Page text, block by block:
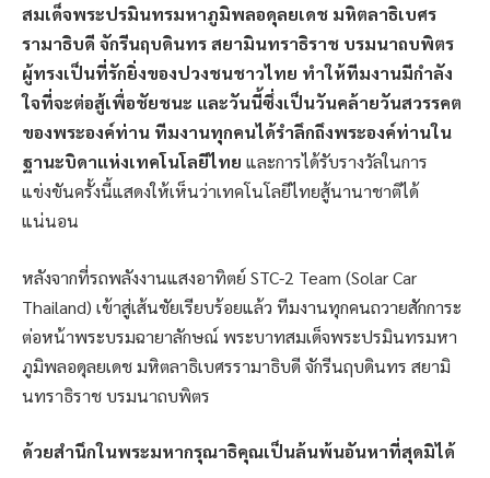
สมเด็จพระปรมินทรมหาภูมิพลอดุลยเดช มหิตลาธิเบศร
รามาธิบดี จักรีนฤบดินทร สยามินทราธิราช บรมนาถบพิตร
ผู้ทรงเป็นที่รักยิ่งของปวงชนชาวไทย ทำให้ทีมงานมีกำลัง
ใจที่จะต่อสู้เพื่อชัยชนะ และวันนี้ซึ่งเป็นวันคล้ายวันสวรรคต
ของพระองค์ท่าน ทีมงานทุกคนได้รำลึกถึงพระองค์ท่านใน
ฐานะบิดาแห่งเทคโนโลยีไทย และการได้รับรางวัลในการ
แข่งขันครั้งนี้แสดงให้เห็นว่าเทคโนโลยีไทยสู้นานาชาติได้
แน่นอน
หลังจากที่รถพลังงานแสงอาทิตย์ STC-2 Team (Solar Car
Thailand) เข้าสู่เส้นชัยเรียบร้อยแล้ว ทีมงานทุกคนถวายสักการะ
ต่อหน้าพระบรมฉายาลักษณ์ พระบาทสมเด็จพระปรมินทรมหา
ภูมิพลอดุลยเดช มหิตลาธิเบศรรามาธิบดี จักรีนฤบดินทร สยามิ
นทราธิราช บรมนาถบพิตร
ด้วยสำนึกในพระมหากรุณาธิคุณเป็นล้นพ้นอันหาที่สุดมิได้